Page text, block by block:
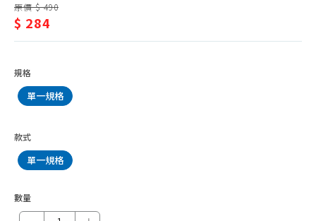
原價 $ 490
$ 284
規格
單一規格
款式
單一規格
數量